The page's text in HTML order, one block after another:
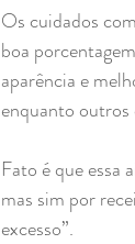
Os cuidados
boa
aparência e
enquanto
Fato é que essa
mas sim por
excesso”.